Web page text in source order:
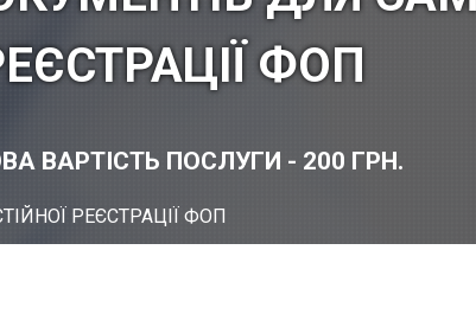
ФОП
ВАРТІСТЬ ПОСЛУГИ - 200 ГРН.
РЕЄСТРАЦІЇ ФОП